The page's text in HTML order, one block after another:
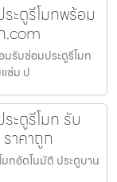
ะตูรีโมทพร้อม
.com
มรับซ่อมประตูรีโมท
ซ่ม ป
ะตูรีโมท รับ
าคาถูก
ทอัตโนมัติ ประตูบาน